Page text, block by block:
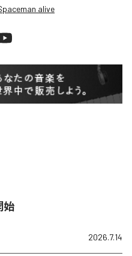
alive
始
2026.7.14